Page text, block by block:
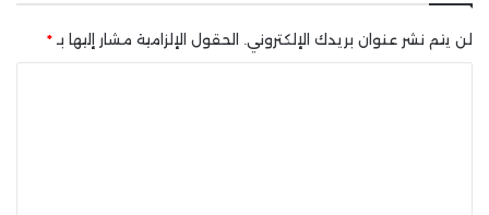
لن يتم نشر عنوان بريدك الإلكتروني. الحقول الإلزامية مشار إليها بـ *